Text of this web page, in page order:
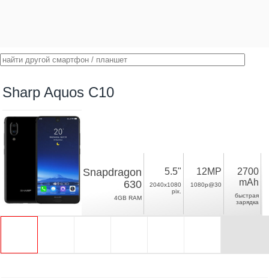
Sharp Aquos C10
Snapdragon
630
4GB RAM
5.5"
2040x1080
pix.
12MP
1080p@30
2700
mAh
быстрая
зарядка